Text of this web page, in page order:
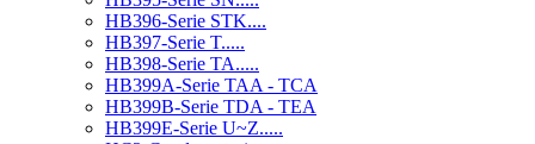
HB396-Serie STK....
HB397-Serie T.....
HB398-Serie TA.....
HB399A-Serie TAA - TCA
HB399B-Serie TDA - TEA
HB399E-Serie U~Z.....